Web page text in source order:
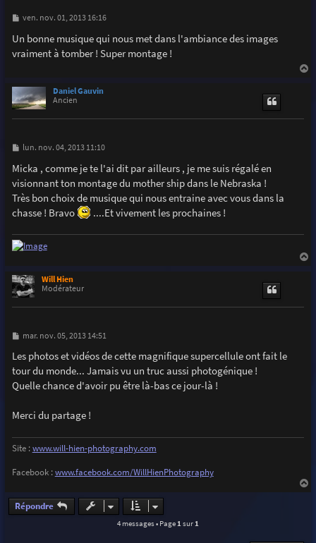
M
s
s
a
ven. nov. 01, 2013 16:16
Un bonne musique qui nous met dans l'ambiance des images
vraiment à tomber ! Super montage !
Daniel Gauvin
Ancien
M
s
s
a
g
e
lun. nov. 04, 2013 11:10
Micka , comme je te l'ai dit par ailleurs , je me suis régalé en
visionnant ton montage du mother ship dans le Nebraska !
Très bon choix de musique qui nous entraine avec vous dans la
chasse ! Bravo
....Et vivement les prochaines !
Will Hien
Modérateur
M
s
s
a
e
mar. nov. 05, 2013 14:51
Les photos et vidéos de cette magnifique supercellule ont fait le
tour du monde... Jamais vu un truc aussi photogénique !
Quelle chance d'avoir pu être là-bas ce jour-là !
Merci du partage !
Site :www.will-hien-photography.com
Facebook :www.facebook.com/WillHienPhotography
a
Répondre
4 messages • Page1sur1